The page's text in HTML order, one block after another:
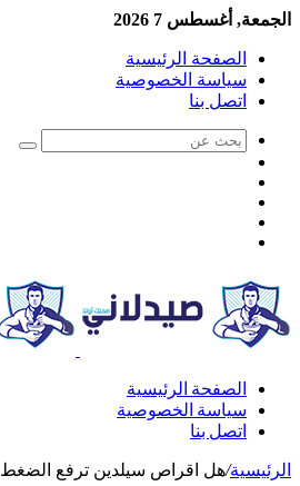
الجمعة, أغسطس 7 2026
الصفحة الرئيسية
سياسة الخصوصية
اتصل بنا
الصفحة الرئيسية
سياسة الخصوصية
اتصل بنا
الرئيسية/هل اقراص سيلدين ترفع الضغط